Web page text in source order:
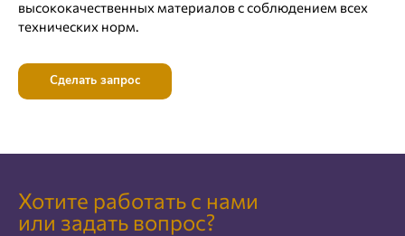
высококачественных материалов с соблюдением всех
технических норм.
Сделать запрос
Хотите работать с нами
или задать вопрос?